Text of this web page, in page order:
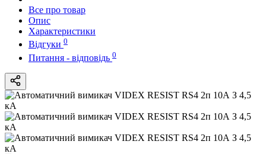
Все про товар
Опис
Характеристики
Відгуки 0
Питання - відповідь 0